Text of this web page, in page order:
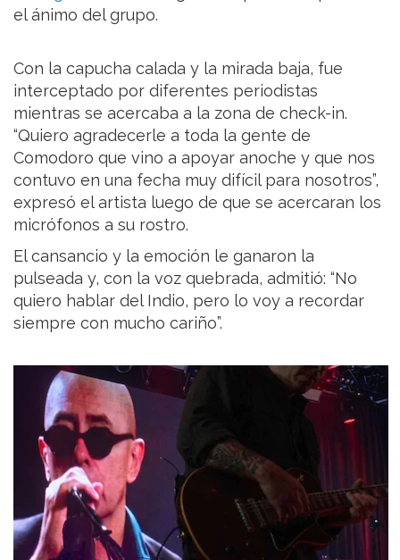
el ánimo del grupo.
Con la capucha calada y la mirada baja, fue
interceptado por diferentes periodistas
mientras se acercaba a la zona de check-in.
“Quiero agradecerle a toda la gente de
Comodoro que vino a apoyar anoche y que nos
contuvo en una fecha muy difícil para nosotros”,
expresó el artista luego de que se acercaran los
micrófonos a su rostro.
El cansancio y la emoción le ganaron la
pulseada y, con la voz quebrada, admitió: “No
quiero hablar del Indio, pero lo voy a recordar
siempre con mucho cariño”.